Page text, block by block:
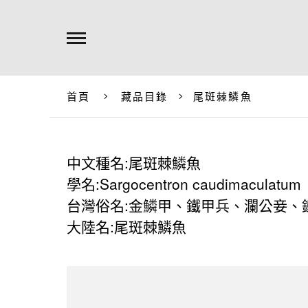
首頁 藏品目錄 尾斑棘鱗魚
中文種名:尾斑棘鱗魚
學名:Sargocentron caudimaculatum
台灣俗名:金鱗甲、鐵甲兵、瀾公妾、
大陸名:尾斑棘鱗魚